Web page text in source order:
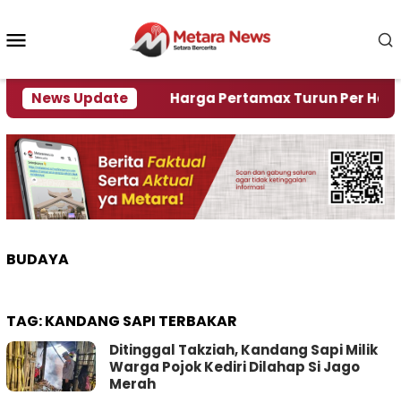
konten
News Update
Krisi Air Harga Pertamax Turun Per Hari Ini,
BUDAYA
TAG:KANDANG SAPI TERBAKAR
Ditinggal Takziah, Kandang Sapi Milik
Warga Pojok Kediri Dilahap Si Jago
Merah